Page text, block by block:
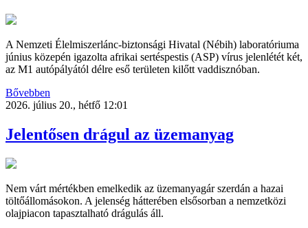
A Nemzeti Élelmiszerlánc-biztonsági Hivatal (Nébih) laboratóriuma
június közepén igazolta afrikai sertéspestis (ASP) vírus jelenlétét két,
az M1 autópályától délre eső területen kilőtt vaddisznóban.
Bővebben
2026. július 20., hétfő 12:01
Jelentősen drágul az üzemanyag
Nem várt mértékben emelkedik az üzemanyagár szerdán a hazai
töltőállomásokon. A jelenség hátterében elsősorban a nemzetközi
olajpiacon tapasztalható drágulás áll.